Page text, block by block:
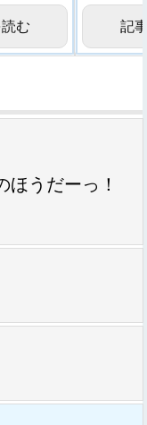
む
画像
記
うだーっ！